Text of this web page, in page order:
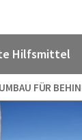
Hilfsmittel
FÜR